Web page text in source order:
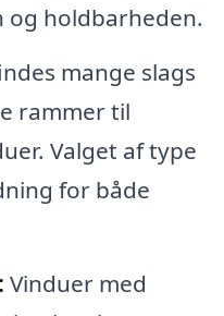
og holdbarheden.
mange slags
rammer til
Valget af type
for både
Vinduer med